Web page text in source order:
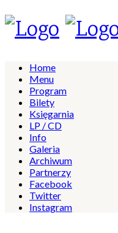
Home
Menu
Program
Bilety
Księgarnia
LP / CD
Info
Galeria
Archiwum
Partnerzy
Facebook
Twitter
Instagram